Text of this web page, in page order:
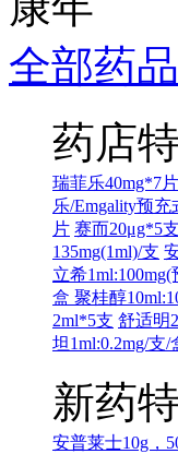
全部药
药店
瑞菲乐40mg*7片
乐/Emgality预
片 赛而20μg*5支
135mg(1ml)/支
立希
盒 聚桂醇
2ml*5支 舒适明
坦1ml:0.2mg/支/
新药
安普莱士10g，